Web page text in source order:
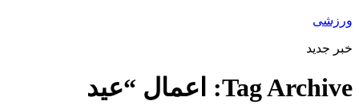
ورزشی
خبر جدید
Tag Archive: اعمال “عید